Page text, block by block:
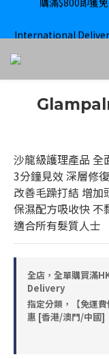
購滿$800即獲
International
沙龍級護理產品 全
3分鐘見效 深層修
改善毛躁打結 增加
保濕配方吸收快 不
適合所有髮質人士
全店，全單購買滿
Delivery
指定分類，【免運
惠 [香港/澳門/中國]